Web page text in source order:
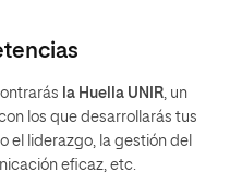
la Huella UNIR, un
los que desarrollarás tus
el liderazgo, la gestión del
eficaz, etc.